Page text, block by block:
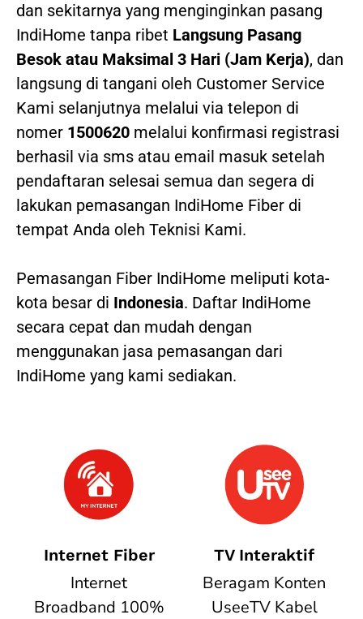
dan sekitarnya yang menginginkan pasang
IndiHome tanpa ribet Langsung Pasang
Besok atau Maksimal 3 Hari (Jam Kerja), dan
langsung di tangani oleh Customer Service
Kami selanjutnya melalui via telepon di
nomer 1500620 melalui konfirmasi registrasi
berhasil via sms atau email masuk setelah
pendaftaran selesai semua dan segera di
lakukan pemasangan IndiHome Fiber di
tempat Anda oleh Teknisi Kami.
Pemasangan Fiber IndiHome meliputi kota-
kota besar di Indonesia. Daftar IndiHome
secara cepat dan mudah dengan
menggunakan jasa pemasangan dari
IndiHome yang kami sediakan.
Internet Fiber
Internet
Broadband 100%
TV Interaktif
Beragam Konten
UseeTV Kabel